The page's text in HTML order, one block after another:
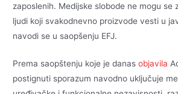
zaposlenih. Medijske slobode ne mogu se
ljudi koji svakodnevno proizvode vesti u
navodi se u saopšenju EFJ.
Prema saopštenju koje je danasobjavila
postignuti sporazum navodno uključuje